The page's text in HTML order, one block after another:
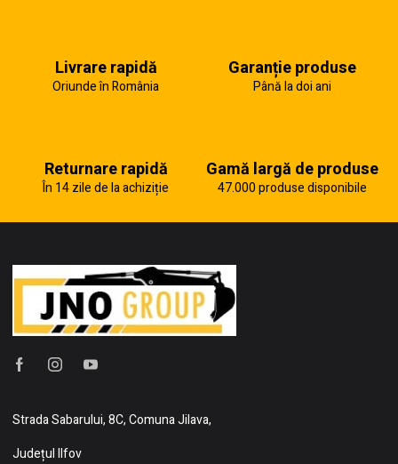
Livrare rapidă
Oriunde în România
Garanție produse
Până la doi ani
Returnare rapidă
În 14 zile de la achiziție
Gamă largă de produse
47.000 produse disponibile
Strada Sabarului, 8C, Comuna Jilava,
Județul Ilfov